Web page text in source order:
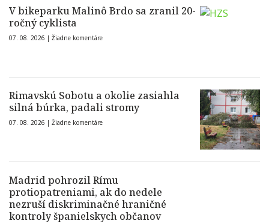
V bikeparku Malinô Brdo sa zranil 20-
ročný cyklista
07. 08. 2026 | Žiadne komentáre
Rimavskú Sobotu a okolie zasiahla
silná búrka, padali stromy
07. 08. 2026 | Žiadne komentáre
Madrid pohrozil Rímu
protiopatreniami, ak do nedele
nezruší diskriminačné hraničné
kontroly španielskych občanov